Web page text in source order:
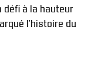
défi à la hauteur
l’histoire du